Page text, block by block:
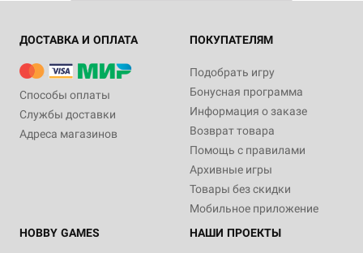
ДОСТАВКА И ОПЛАТА
Способы оплаты
Службы доставки
Адреса магазинов
ПОКУПАТЕЛЯМ
Подобрать игру
Бонусная программа
Информация о заказе
Возврат товара
Помощь с правилами
Архивные игры
Товары без скидки
Мобильное приложение
HOBBY GAMES
НАШИ ПРОЕКТЫ